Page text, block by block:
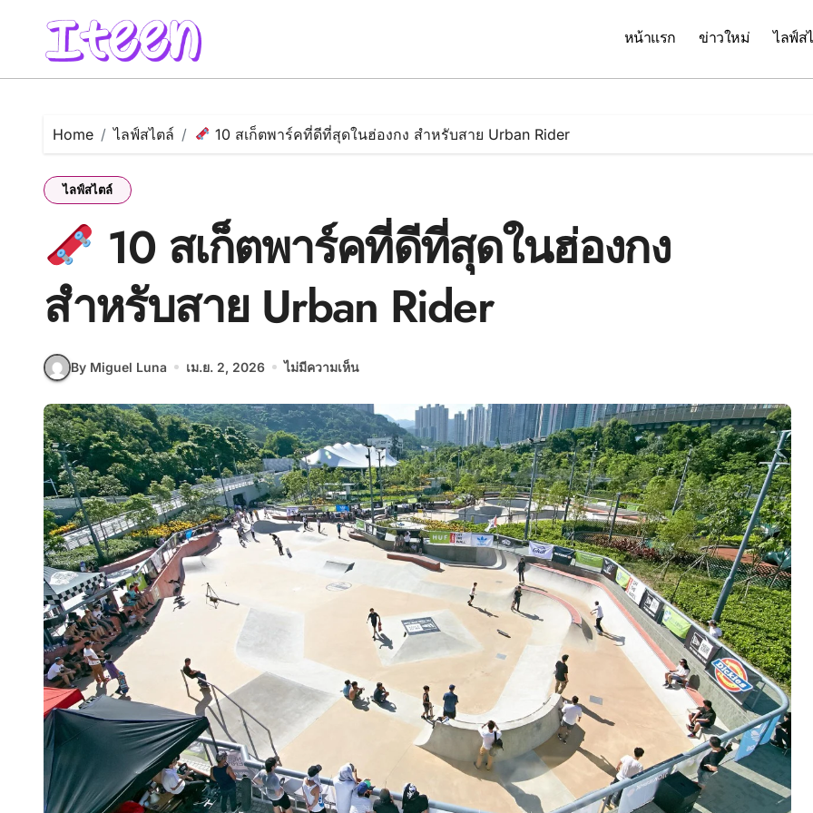
content
หน้าแรก ข่าวใหม่ ไลฟ์ส
Home ไลฟ์สไตล์ 10 สเก็ตพาร์คที่ดีที่สุดในฮ่องกง สำหรับสาย Urban Rider
ไลฟ์สไตล์
10 สเก็ตพาร์คที่ดีที่สุดในฮ่องกง
สำหรับสาย Urban Rider
By Miguel Luna เม.ย. 2, 2026 ไม่มีความเห็น